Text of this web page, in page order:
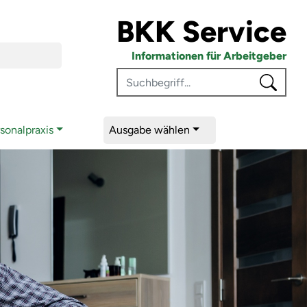
BKK Service
Informationen für Arbeitgeber
und Arbeitsrecht
Grenzen
Ausgabe wählen